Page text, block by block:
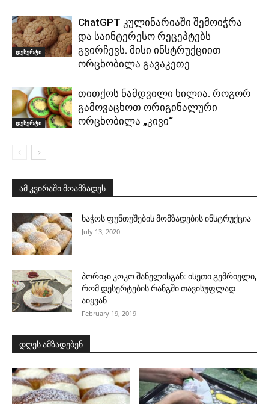
დესერტი
ChatGPT კულინარიაში შემოიჭრა
და საინტერესო რეცეპტებს
გვირჩევს. მისი ინსტრუქციით
ორცხობილა გავაკეთე
დესერტი
თითქოს ნამდვილი ხილია. როგორ
გამოვაცხოთ ორიგინალური
ორცხობილა „კივი“
ამ კვირაში მოამზადეს
ხაჭოს ფუნთუშების მომზადების ინსტრუქცია
July 13, 2020
პორიჯი კოკო შანელისგან: ისეთი გემრიელი,
რომ დესერტების რანგში თავისუფლად
აიყვან
February 19, 2019
დღეს ამზადებენ